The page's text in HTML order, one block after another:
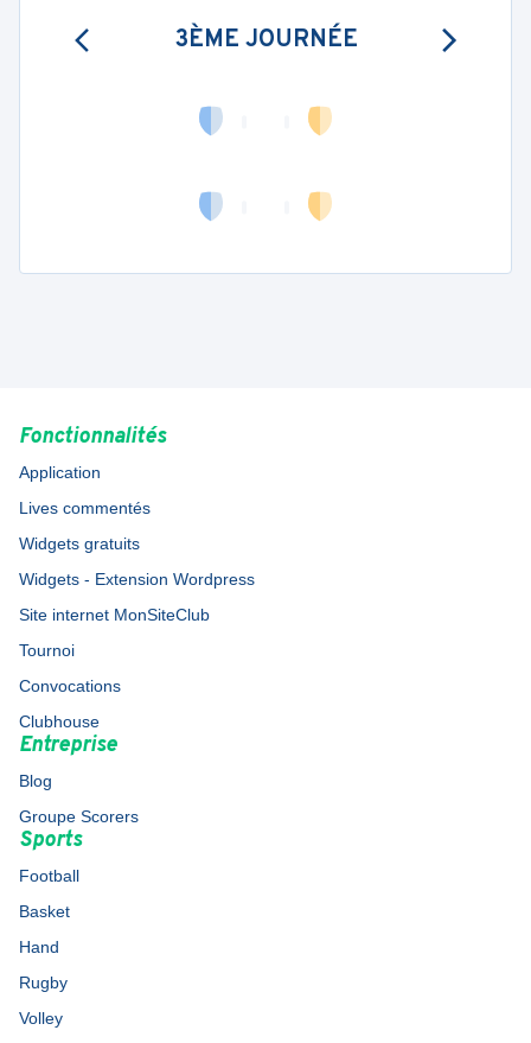
3ÈME JOURNÉE
Fonctionnalités
Application
Lives commentés
Widgets gratuits
Widgets - Extension Wordpress
Site internet MonSiteClub
Tournoi
Convocations
Clubhouse
Entreprise
Blog
Groupe Scorers
Sports
Football
Basket
Hand
Rugby
Volley